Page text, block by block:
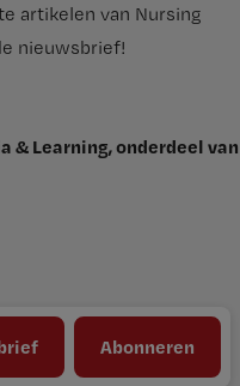
Abonneren
artikelen van Nursing
nieuwsbrief!
& Learning, onderdeel van